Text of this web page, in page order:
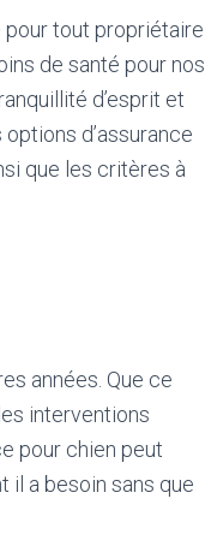
pour tout propriétaire
de santé pour nos
d’esprit et
d’assurance
que les critères à
années. Que ce
interventions
pour chien peut
il a besoin sans que